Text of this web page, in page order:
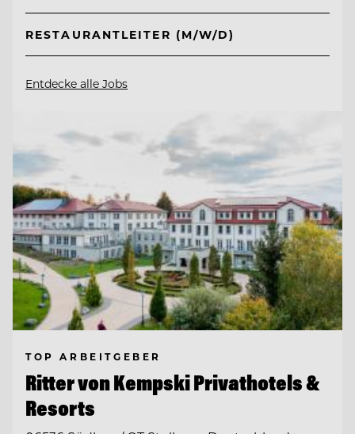
RESTAURANTLEITER (M/W/D)
Entdecke alle Jobs
TOP ARBEITGEBER
Ritter von Kempski Privathotels &
Resorts